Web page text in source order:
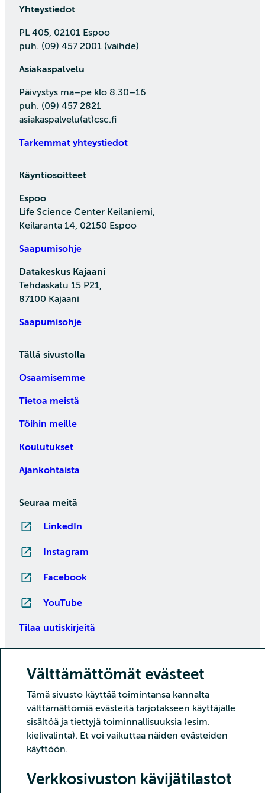
Välttämättömät evästeet
Tämä sivusto käyttää toimintansa kannalta
välttämättömiä evästeitä tarjotakseen käyttäjälle
sisältöä ja tiettyjä toiminnallisuuksia (esim.
kielivalinta). Et voi vaikuttaa näiden evästeiden
käyttöön.
Verkkosivuston kävijätilastot
Yhteystiedot
PL 405, 02101 Espoo
puh. (09) 457 2001 (vaihde)
Asiakaspalvelu
Päivystys ma–pe klo 8.30–16
puh. (09) 457 2821
asiakaspalvelu(at)csc.fi
Tarkemmat yhteystiedot
Käyntiosoitteet
Espoo
Life Science Center Keilaniemi,
Keilaranta 14, 02150 Espoo
Saapumisohje
Datakeskus Kajaani
Tehdaskatu 15 P21,
87100 Kajaani
Saapumisohje
Tällä sivustolla
Osaamisemme
Tietoa meistä
Töihin meille
Koulutukset
Ajankohtaista
Seuraa meitä
LinkedIn
Instagram
Facebook
YouTube
Tilaa uutiskirjeitä
Copyright CSC – Tieteen tietotekniikan keskus Oy
Saavutettavuusseloste